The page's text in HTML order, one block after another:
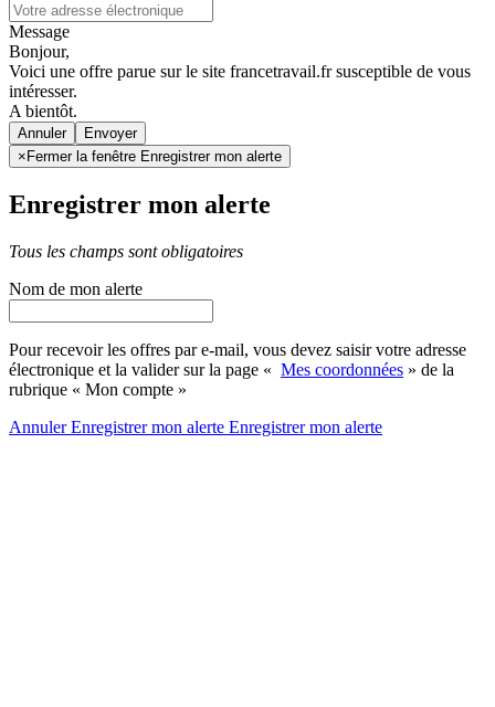
Message
Bonjour,
Voici une offre parue sur le site francetravail.fr susceptible de vous
intéresser.
A bientôt.
Annuler
× Fermer la fenêtre Enregistrer mon alerte
Enregistrer mon alerte
Tous les champs sont obligatoires
Nom de mon alerte
Pour recevoir les offres par e-mail, vous devez saisir votre adresse
électronique et la valider sur la page « Mes coordonnées » de la
rubrique « Mon compte »
AnnulerEnregistrer mon alerte Enregistrermon alerte